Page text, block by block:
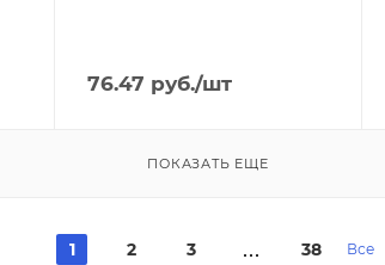
76.47 руб./шт
ПОКАЗАТЬ ЕЩЕ
1 2 3 38 Все